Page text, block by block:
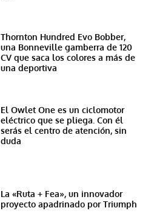
Thornton Hundred Evo Bobber,
una Bonneville gamberra de 120
CV que saca los colores a más de
una deportiva
El Owlet One es un ciclomotor
eléctrico que se pliega. Con él
serás el centro de atención, sin
duda
La «Ruta + Fea», un innovador
proyecto apadrinado por Triumph